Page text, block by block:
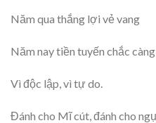
Năm qua thắng lợi vẻ vang
Năm nay tiền tuyến chắc
Vì độc lập, vì tự do.
Đánh cho Mĩ cút, đánh cho